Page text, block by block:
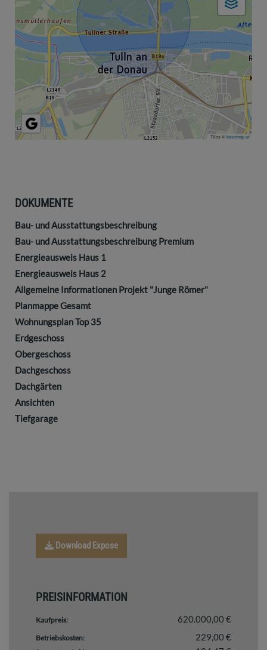
Tiles ©basemap.at
DOKUMENTE
Bau- und Ausstattungsbeschreibung
Bau- und Ausstattungsbeschreibung Premium
Energieausweis Haus 1
Energieausweis Haus 2
Allgemeine Informationen Projekt "Junge Römer"
Planmappe Gesamt
Wohnungsplan Top 35
Erdgeschoss
Obergeschoss
Dachgeschoss
Dachgärten
Ansichten
Tiefgarage
Download Expose
PREISINFORMATION
Kaufpreis: 620.000,00 €
Betriebskosten: 229,00 €